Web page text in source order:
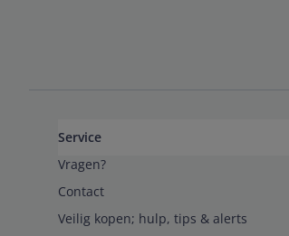
Service
Vragen?
Contact
Veilig kopen; hulp, tips & alerts